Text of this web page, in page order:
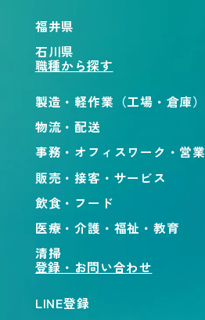
福井県
石川県
職種から探す
製造・軽作業（工場・倉庫）
物流・配送
事務・オフィスワーク・営業
販売・接客・サービス
飲食・フード
医療・介護・福祉・教育
清掃
登録・お問い合わせ
LINE登録